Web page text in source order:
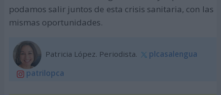
podamos salir juntos de esta crisis sanitaria, con las
mismas oportunidades.
Patricia López. Periodista.
plcasalengua
patrilopca